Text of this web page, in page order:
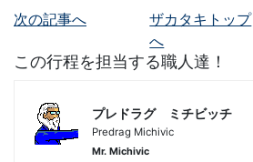
次の記事へ
ザカタキトップ
へ
この行程を担当する職人達！
プレドラグ ミチビッチ
Predrag Michivic
Mr. Michivic